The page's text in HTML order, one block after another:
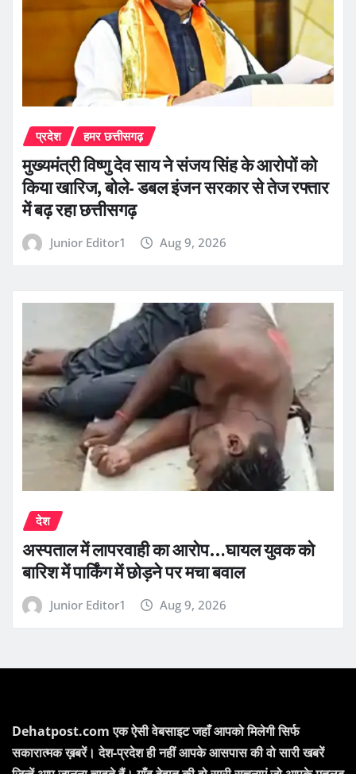
प्रदेश हमर छत्तीसगढ़
मुख्यमंत्री विष्णु देव साय ने संजय सिंह के आरोपों को
किया खारिज, बोले- डबल इंजन सरकार से तेज रफ्तार
में बढ़ रहा छत्तीसगढ़
Junior Editor1 Aug 9, 2026
देश
अस्पताल में लापरवाही का आरोप…घायल युवक को
बारिश में पार्किंग में छोड़ने पर मचा बवाल
Junior Editor1 Aug 9, 2026
Dehatpost.com एक ऐसी वेबसाइट जहाँ आपको मिलेगी सिर्फ
सकारात्मक ख़बरें। देश-प्रदेश ही नहीं आपके आसपास की वो सारी खबरें